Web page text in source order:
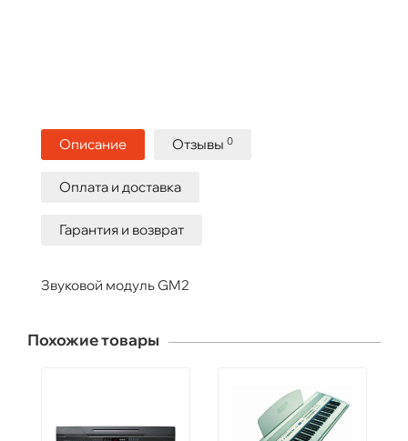
Описание Отзывы 0
Оплата и доставка
Гарантия и возврат
Звуковой модуль GM2
Похожие товары